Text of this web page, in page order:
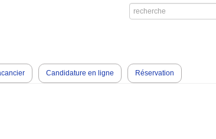
Candidature en ligne Réservation